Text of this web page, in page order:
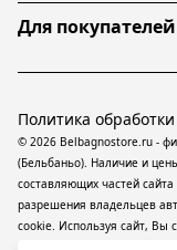
Для покупателей
© 2026 Belbagnostore.ru -
(Бельбаньо). Наличие и
составляющих частей
разрешения владельцев
cookie. Используя сайт, Вы
Политика